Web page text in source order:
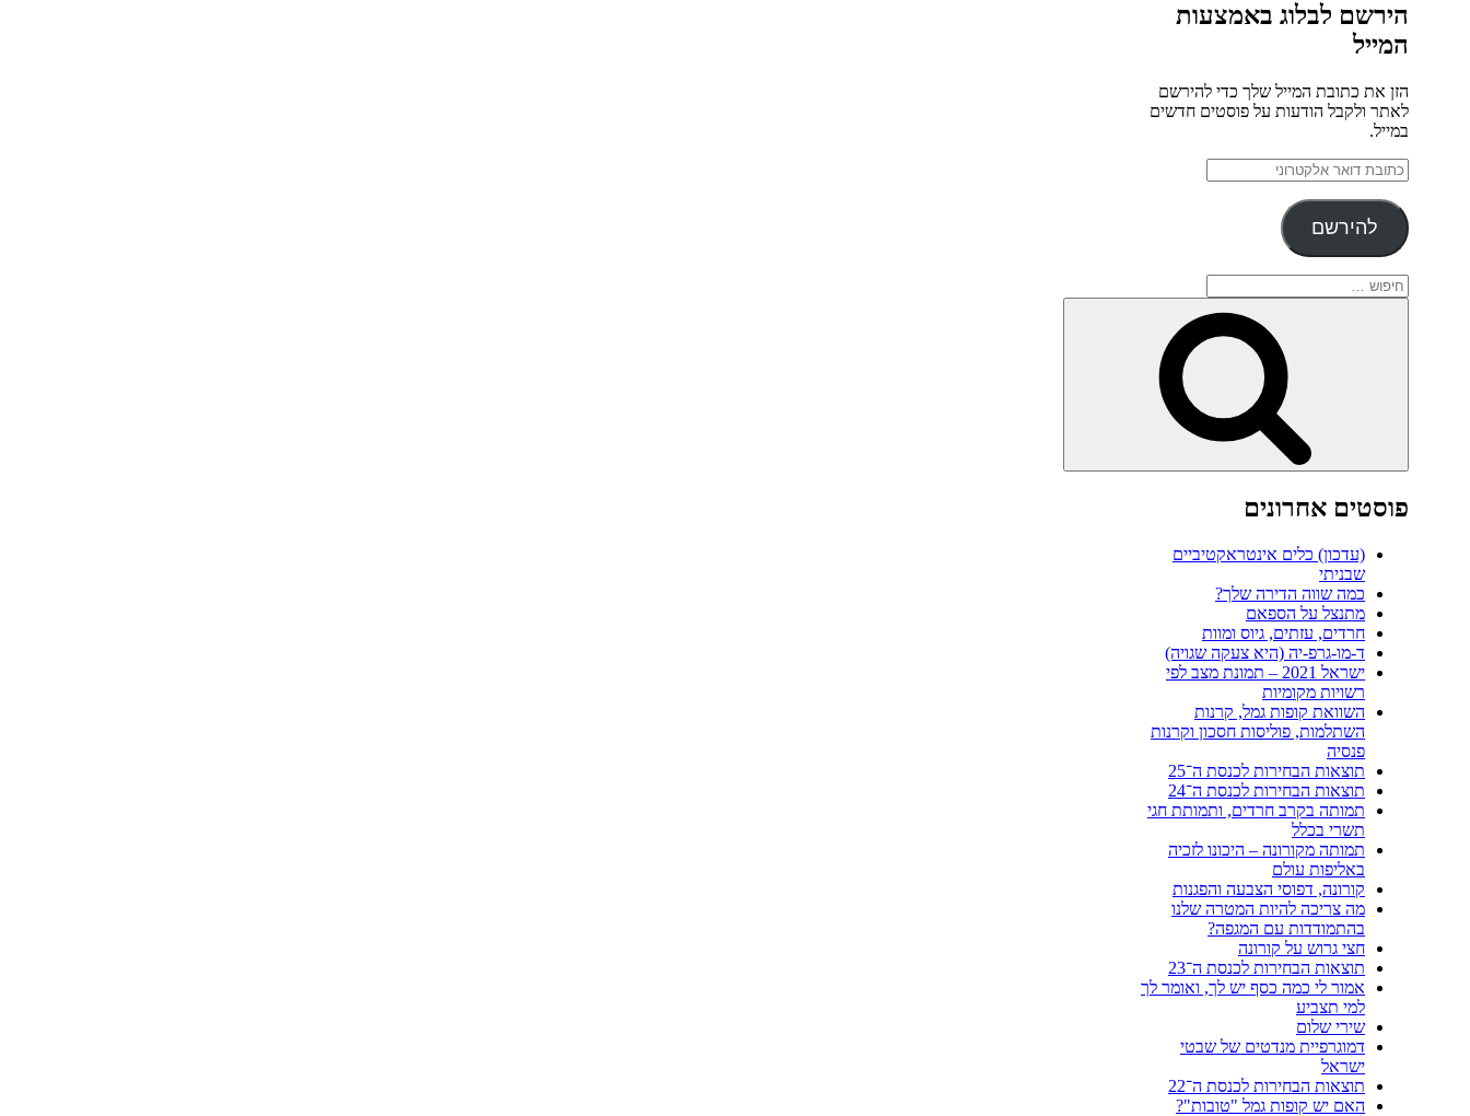
הירשם לבלוג באמצעות
המייל
הזן את כתובת המייל שלך כדי להירשם
לאתר ולקבל הודעות על פוסטים חדשים
במייל.
כתובת
דואר
אלקטרוני
להירשם
חפש:
פוסטים אחרונים
(עדכון) כלים אינטראקטיביים
שבניתי
כמה שווה הדירה שלך?
מתנצל על הספאם
חרדים, עזתים, גיוס ומוות
ד-מו-גרפ-יה (היא צעקה שגויה)
ישראל 2021 – תמונת מצב לפי
רשויות מקומיות
השוואת קופות גמל, קרנות
השתלמות, פוליסות חסכון וקרנות
פנסיה
תוצאות הבחירות לכנסת ה־25
תוצאות הבחירות לכנסת ה־24
תמותה בקרב חרדים, ותמותת חגי
תשרי בכלל
תמותה מקורונה – היכונו לזכיה
באליפות עולם
קורונה, דפוסי הצבעה והפגנות
מה צריכה להיות המטרה שלנו
בהתמודדות עם המגפה?
חצי גרוש על קורונה
תוצאות הבחירות לכנסת ה־23
אמור לי כמה כסף יש לך, ואומר לך
למי תצביע
שירי שלום
דמוגרפיית מנדטים של שבטי
ישראל
תוצאות הבחירות לכנסת ה־22
האם יש קופות גמל "טובות"?